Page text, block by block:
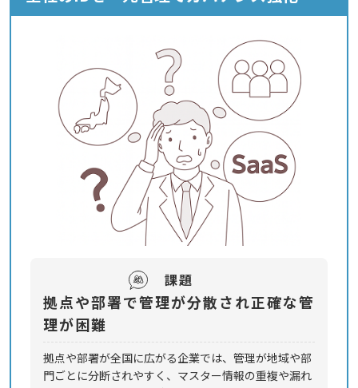
課題
拠点や部署で管理が分散され正確な管
理が困難
拠点や部署が全国に広がる企業では、管理が地域や部
門ごとに分断されやすく、マスター情報の重複や漏れ